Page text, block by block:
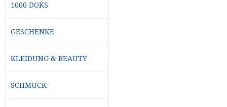
1000 DOKS
GESCHENKE
KLEIDUNG & BEAUTY
SCHMUCK